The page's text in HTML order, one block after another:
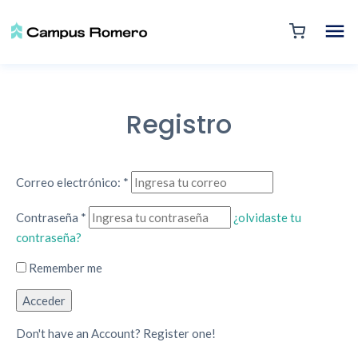
Registro
Correo electrónico: *
Contraseña *
¿olvidaste tu
contraseña?
Remember me
Don't have an Account? Register one!